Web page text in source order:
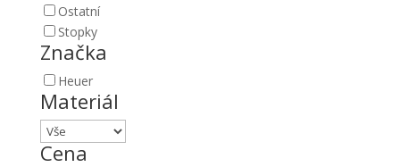
Ostatní
Stopky
Značka
Heuer
Materiál
Cena